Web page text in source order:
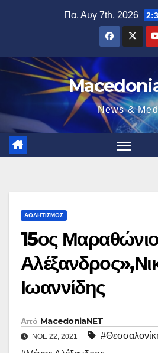
Πα. Αυγ 7th, 2026
News &
ΑΘΛΗΤΙΣΜΌΣ
15ος
Ιωαννίδης
Από MacedoniaNET
ΝΟΈ 22, 2021